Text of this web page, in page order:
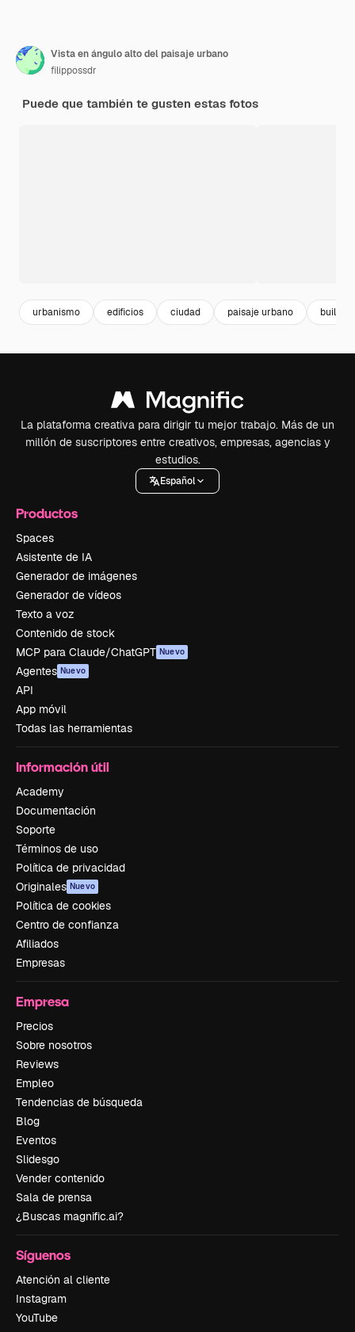
Vista en ángulo alto del paisaje urbano
filippossdr
Puede que también te gusten estas fotos
urbanismo edificios ciudad paisaje urbano building
La plataforma creativa para dirigir tu mejor trabajo. Más de un
millón de suscriptores entre creativos, empresas, agencias y
estudios.
Español
Productos
Spaces
Asistente de IA
Generador de imágenes
Generador de vídeos
Texto a voz
Contenido de stock
MCP para Claude/ChatGPT Nuevo
Agentes Nuevo
API
App móvil
Todas las herramientas
Información útil
Academy
Documentación
Soporte
Términos de uso
Política de privacidad
Originales Nuevo
Política de cookies
Centro de confianza
Afiliados
Empresas
Empresa
Precios
Sobre nosotros
Reviews
Empleo
Tendencias de búsqueda
Blog
Eventos
Slidesgo
Vender contenido
Sala de prensa
¿Buscas magnific.ai?
Síguenos
Atención al cliente
Instagram
YouTube